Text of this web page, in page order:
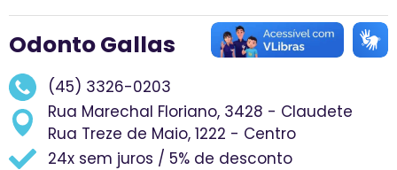
Odonto Gallas
(45) 3326-0203
Rua Marechal Floriano, 3428 - Claudete
Rua Treze de Maio, 1222 - Centro
24x sem juros / 5% de desconto